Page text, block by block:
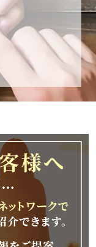
がとうご
きます。
(木)
せて頂きま
理解の程